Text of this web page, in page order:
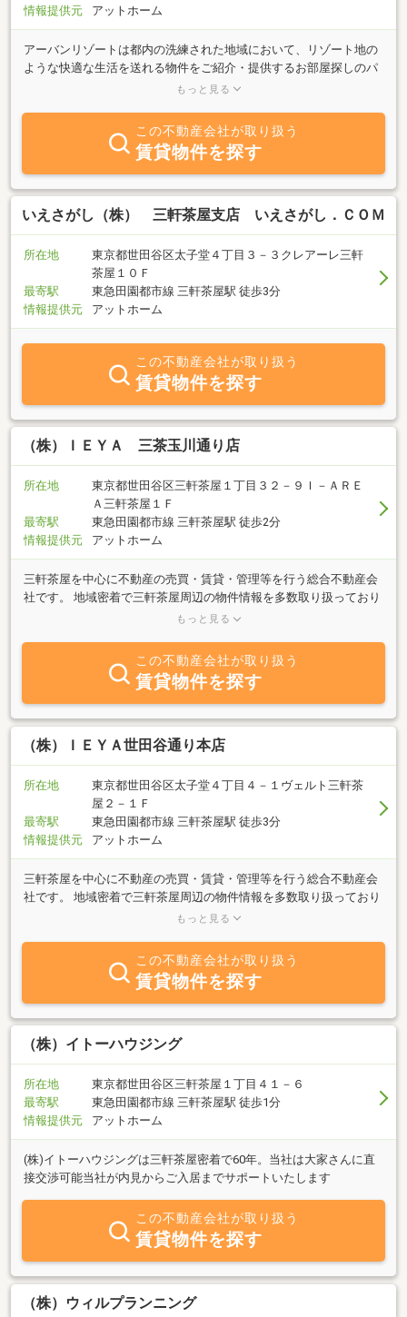
情報提供元
アットホーム
アーバンリゾートは都内の洗練された地域において、リゾート地の
ような快適な生活を送れる物件をご紹介・提供するお部屋探しのパ
ートナーです。お部屋はすべてオーナー様より直接依頼を受けた物
もっと見る
この不動産会社が取り扱う
賃貸物件を探す
いえさがし（株） 三軒茶屋支店 いえさがし．ＣＯＭ
所在地
東京都世田谷区太子堂４丁目３－３クレアーレ三軒
茶屋１０Ｆ
最寄駅
東急田園都市線 三軒茶屋駅 徒歩3分
情報提供元
アットホーム
この不動産会社が取り扱う
賃貸物件を探す
（株）ＩＥＹＡ 三茶玉川通り店
所在地
東京都世田谷区三軒茶屋１丁目３２－９Ｉ－ＡＲＥ
Ａ三軒茶屋１Ｆ
最寄駅
東急田園都市線 三軒茶屋駅 徒歩2分
情報提供元
アットホーム
三軒茶屋を中心に不動産の売買・賃貸・管理等を行う総合不動産会
社です。 地域密着で三軒茶屋周辺の物件情報を多数取り扱っており
ます。 自社ブランドであるI-AREAシリーズの建設をはじめとする賃
のニーズに合わせた住まいづくりのご提案を行っております。 ま
た、玉川通りに面した当店は、心地よく住まい探しをしていただけ
るような空間をご提供しております。 三軒茶屋での不動産のご相談
は是非IEYAにお任せください
もっと見る
この不動産会社が取り扱う
賃貸物件を探す
（株）ＩＥＹＡ世田谷通り本店
所在地
東京都世田谷区太子堂４丁目４－１ヴェルト三軒茶
屋２－１Ｆ
最寄駅
東急田園都市線 三軒茶屋駅 徒歩3分
情報提供元
アットホーム
三軒茶屋を中心に不動産の売買・賃貸・管理等を行う総合不動産会
社です。 地域密着で三軒茶屋周辺の物件情報を多数取り扱っており
ます。 自社ブランドであるI-AREAシリーズの建設をはじめとする賃
のニーズに合わせた住まいづくりのご提案を行っております。 ま
た、世田谷通りに面した当店は、心地よく住まい探しをしていただ
けるような空間をご提供しております。 三軒茶屋での不動産のご相
談は是非IEYAにお任せください ！
もっと見る
この不動産会社が取り扱う
賃貸物件を探す
（株）イトーハウジング
所在地
東京都世田谷区三軒茶屋１丁目４１－６
最寄駅
東急田園都市線 三軒茶屋駅 徒歩1分
情報提供元
アットホーム
(株)イトーハウジングは三軒茶屋密着で60年。当社は大家さんに直
接交渉可能当社が内見からご入居までサポートいたします
この不動産会社が取り扱う
賃貸物件を探す
（株）ウィルプランニング